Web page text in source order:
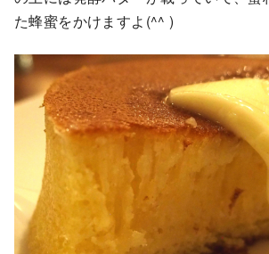
た蜂蜜をかけますよ(^^ )